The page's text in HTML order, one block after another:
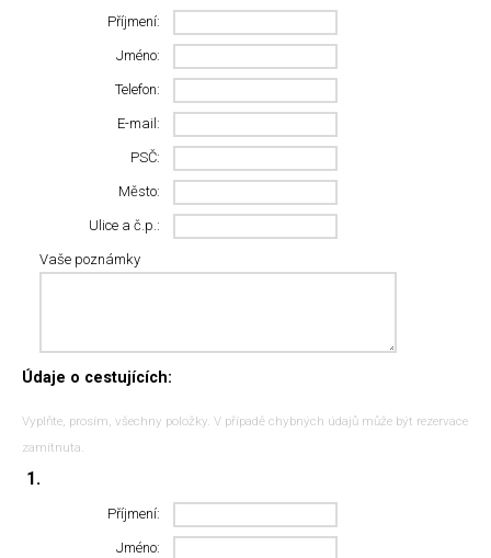
Příjmení:
Jméno:
Telefon:
E-mail:
PSČ:
Město:
Ulice a č.p.:
Vaše poznámky
Údaje o cestujících:
Vyplňte, prosím, všechny položky. V případě chybných údajů může být rezervace
zamítnuta.
1.
Příjmení:
Jméno: